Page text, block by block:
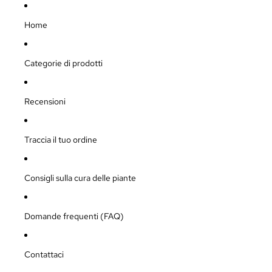
Home
Categorie di prodotti
Recensioni
Traccia il tuo ordine
Consigli sulla cura delle piante
Domande frequenti (FAQ)
Contattaci